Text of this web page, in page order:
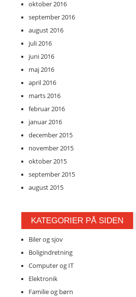
oktober 2016
september 2016
august 2016
juli 2016
juni 2016
maj 2016
april 2016
marts 2016
februar 2016
januar 2016
december 2015
november 2015
oktober 2015
september 2015
august 2015
KATEGORIER PÅ SIDEN
Biler og sjov
Boligindretning
Computer og IT
Elektronik
Familie og børn